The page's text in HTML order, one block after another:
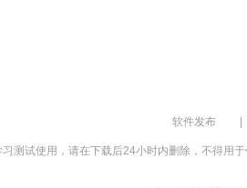
软件发布
测试使用，请在下载后24小时内删除，不得用